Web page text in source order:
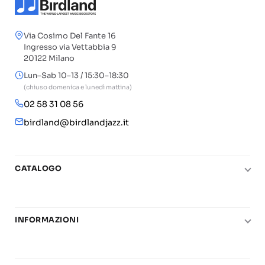
Via Cosimo Del Fante 16
Ingresso via Vettabbia 9
20122 Milano
Lun–Sab 10–13 / 15:30–18:30
(chiuso domenica e lunedì mattina)
02 58 31 08 56
birdland@birdlandjazz.it
CATALOGO
Chitarra
INFORMAZIONI